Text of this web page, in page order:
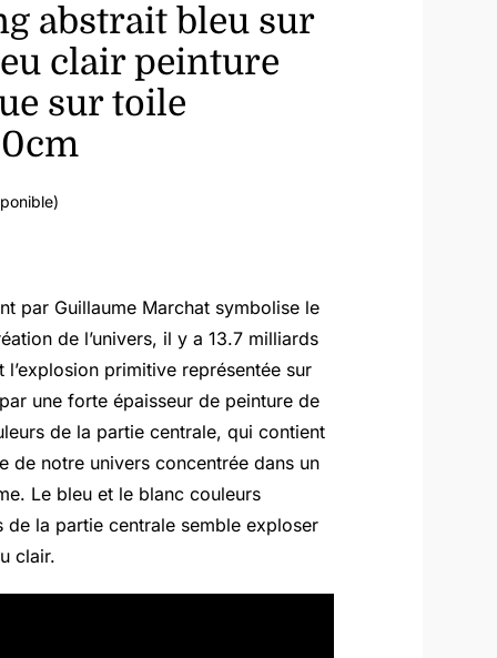
abstrait bleu sur
clair peinture
sur toile
par Guillaume Marchat symbolise le
de l’univers, il y a 13.7 milliards
l’explosion primitive représentée sur
une forte épaisseur de peinture de
de la partie centrale, qui contient
de notre univers concentrée dans un
Le bleu et le blanc couleurs
de la partie centrale semble exploser
clair.